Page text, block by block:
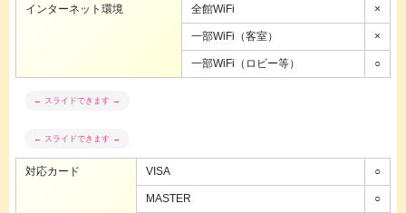
インターネット環境 全館WiFi ×
一部WiFi（客室） ×
一部WiFi（ロビー等） ○
対応カード VISA ○
MASTER ○